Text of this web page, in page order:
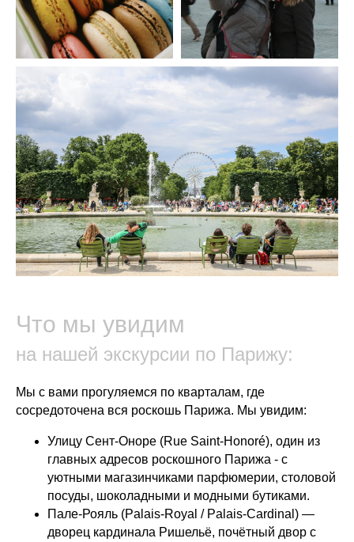
Что мы увидим
на нашей экскурсии по Парижу:
Мы с вами прогуляемся по кварталам, где
сосредоточена вся роскошь Парижа. Мы увидим:
Улицу Сент-Оноре (Rue Saint-Honoré), один из
главных адресов роскошного Парижа - с
уютными магазинчиками парфюмерии, столовой
посуды, шоколадными и модными бутиками.
Пале-Рояль (Palais-Royal / Palais-Cardinal) —
дворец кардинала Ришельё, почётный двор с